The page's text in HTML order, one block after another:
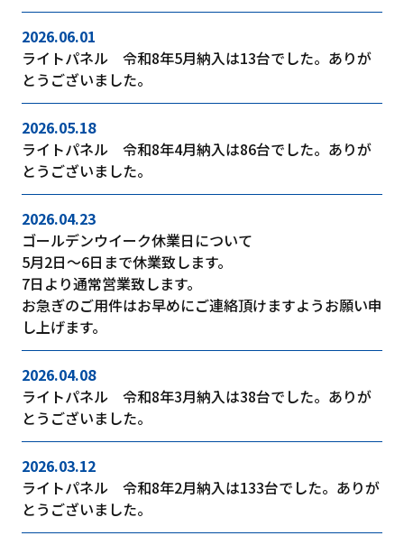
2026.06.01
ライトパネル 令和8年5月納入は13台でした。ありが
とうございました。
2026.05.18
ライトパネル 令和8年4月納入は86台でした。ありが
とうございました。
2026.04.23
ゴールデンウイーク休業日について
5月2日～6日まで休業致します。
7日より通常営業致します。
お急ぎのご用件はお早めにご連絡頂けますようお願い申
し上げます。
2026.04.08
ライトパネル 令和8年3月納入は38台でした。ありが
とうございました。
2026.03.12
ライトパネル 令和8年2月納入は133台でした。ありが
とうございました。